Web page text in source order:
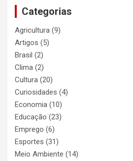
Categorias
Agricultura (9)
Artigos (5)
Brasil (2)
Clima (2)
Cultura (20)
Curiosidades (4)
Economia (10)
Educação (23)
Emprego (6)
Esportes (31)
Meio Ambiente (14)